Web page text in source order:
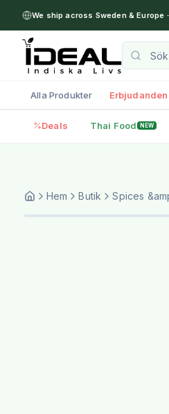
We ship across Sweden & Europe
Alla Produkter
Deals Thai Food NEW
Hem Butik Spices